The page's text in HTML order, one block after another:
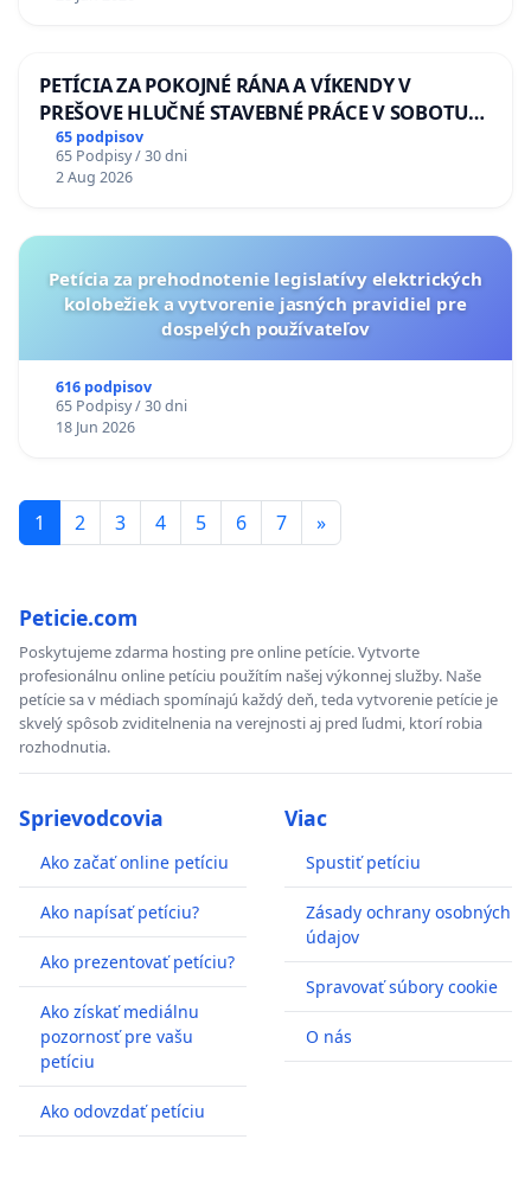
PETÍCIA ZA POKOJNÉ RÁNA A VÍKENDY V
PREŠOVE HLUČNÉ STAVEBNÉ PRÁCE V SOBOTU
LEN OD 9.00 DO 13.00 HOD., CEZ PRACOVNÝ
TÝŽDEŇ CIEĽ 8.00 – 18.00 HOD. A PRAVIDELNÁ
KONTROLA STAVBY C-AREA NA
65 podpisov
65 Podpisy / 30 dni
2 Aug 2026
Petícia za prehodnotenie legislatívy elektrických
kolobežiek a vytvorenie jasných pravidiel pre
dospelých používateľov
616 podpisov
65 Podpisy / 30 dni
18 Jun 2026
1 2 3 4 5 6 7 »
Peticie.com
Poskytujeme zdarma hosting pre online petície. Vytvorte
profesionálnu online petíciu použítím našej výkonnej služby. Naše
petície sa v médiach spomínajú každý deň, teda vytvorenie petície je
skvelý spôsob zviditelnenia na verejnosti aj pred ľudmi, ktorí robia
rozhodnutia.
Sprievodcovia
Ako začať online petíciu
Ako napísať petíciu?
Ako prezentovať petíciu?
Ako získať mediálnu
pozornosť pre vašu
petíciu
Ako odovzdať petíciu
Viac
Spustiť petíciu
Zásady ochrany osobných
údajov
Spravovať súbory cookie
O nás